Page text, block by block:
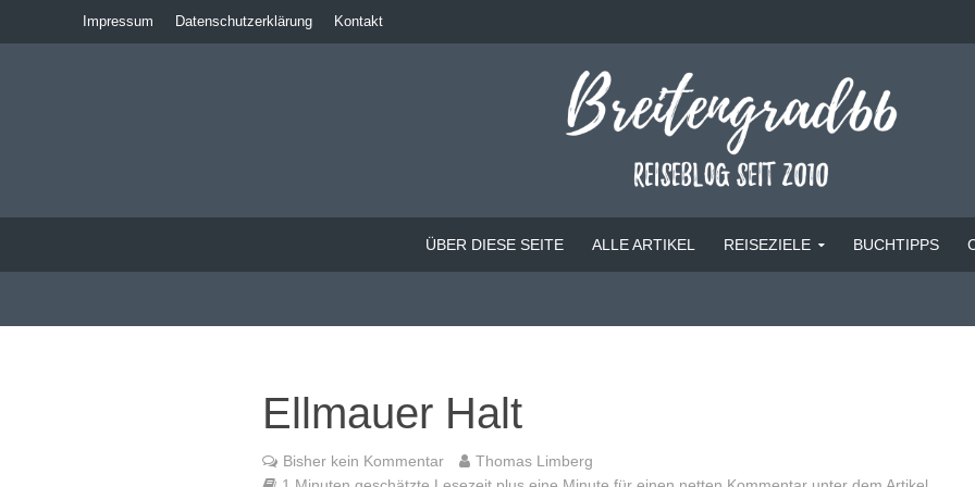
Impressum Datenschutzerklärung Kontakt
ÜBER DIESE SEITE ALLE ARTIKEL REISEZIELE BUCHTIPPS
Ellmauer Halt
Bisher kein Kommentar
Thomas Limberg